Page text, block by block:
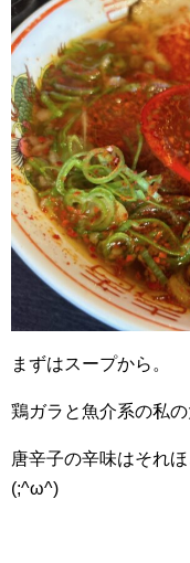
まずはスープから。
鶏ガラと魚介系の私の
唐辛子の辛味はそれ
(;^ω^)